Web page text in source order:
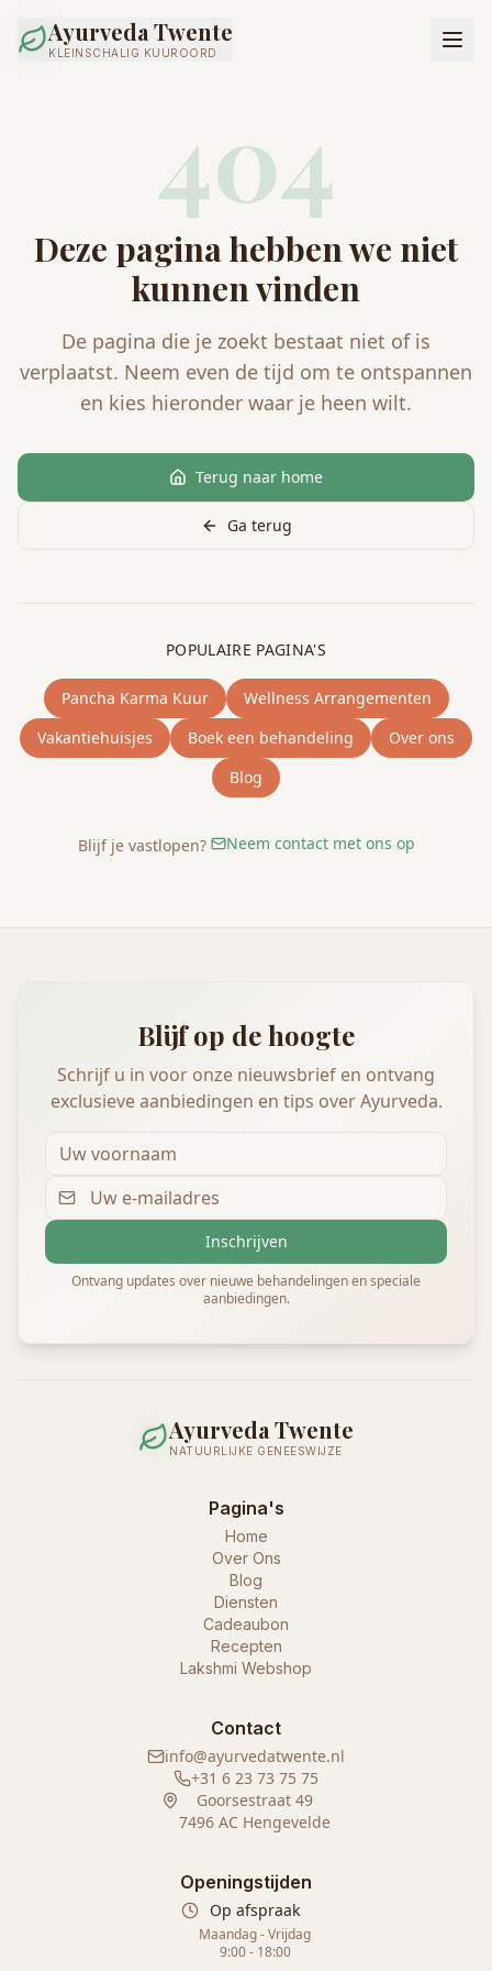
Ayurveda Twente
KLEINSCHALIG KUUROORD
404
Deze pagina hebben we niet
kunnen vinden
De pagina die je zoekt bestaat niet of is
verplaatst. Neem even de tijd om te ontspannen
en kies hieronder waar je heen wilt.
Terug naar home
Ga terug
POPULAIRE PAGINA'S
Pancha Karma Kuur
Wellness Arrangementen
Vakantiehuisjes
Boek een behandeling
Over ons
Blog
Blijf je vastlopen? Neem contact met ons op
Blijf op de hoogte
Schrijf u in voor onze nieuwsbrief en ontvang
exclusieve aanbiedingen en tips over Ayurveda.
Inschrijven
Ontvang updates over nieuwe behandelingen en speciale
aanbiedingen.
Ayurveda Twente
NATUURLIJKE GENEESWIJZE
Pagina's
Home
Over Ons
Blog
Diensten
Cadeaubon
Recepten
Lakshmi Webshop
Contact
info@ayurvedatwente.nl
+31 6 23 73 75 75
Goorsestraat 49
7496 AC Hengevelde
Openingstijden
Op afspraak
Maandag - Vrijdag
9:00 - 18:00